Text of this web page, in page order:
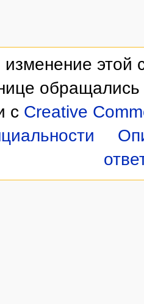
изменение
с Creative